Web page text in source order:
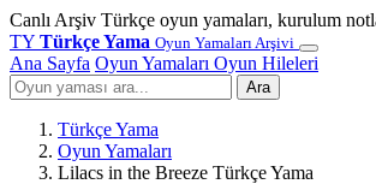
Canlı Arşiv Türkçe oyun yamaları, kurulum
TY Türkçe Yama Oyun Yamaları Arşivi
Ana Sayfa Oyun Yamaları Oyun Hileleri
Ara
Türkçe Yama
Oyun Yamaları
Lilacs in the Breeze Türkçe Yama